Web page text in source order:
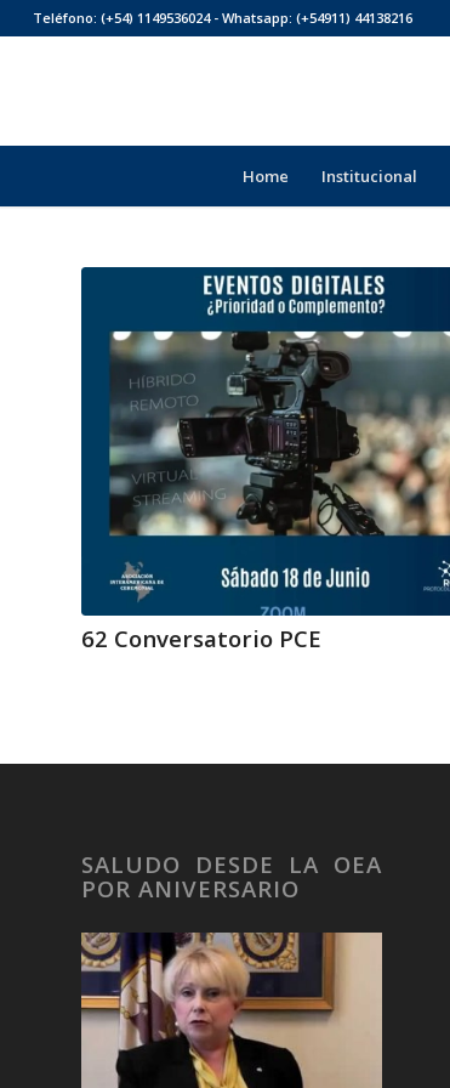
Teléfono: (+54) 1149536024 - Whatsapp: (+54911) 44138216
Home Institucional
62 Conversatorio PCE
SALUDO DESDE LA OEA
POR ANIVERSARIO